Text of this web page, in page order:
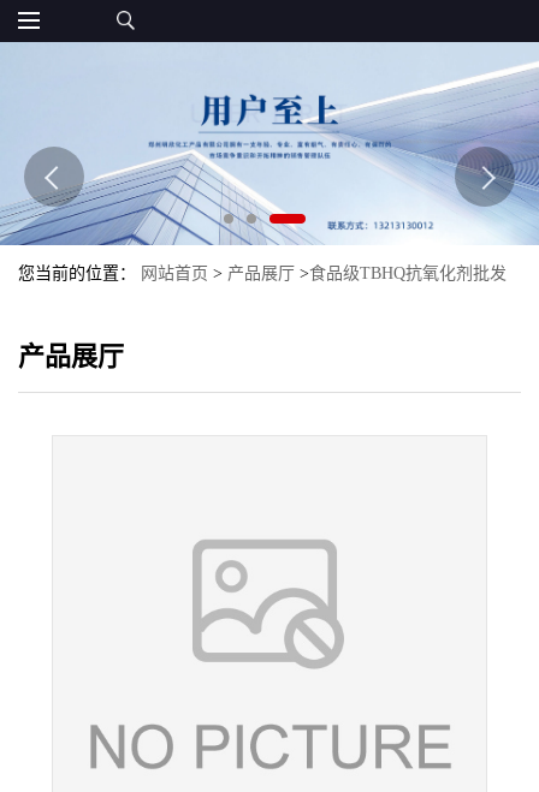
您当前的位置： 网站首页 > 产品展厅 >食品级TBHQ抗氧化剂批发
产品展厅